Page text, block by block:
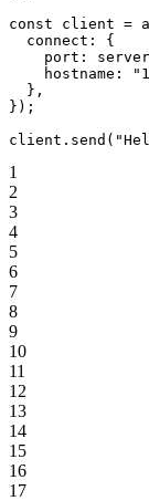
const client =
  connect: {
port:
    hostname:
  },
});
client. send (
1
2
3
4
5
6
7
8
9
10
11
12
13
14
15
16
17